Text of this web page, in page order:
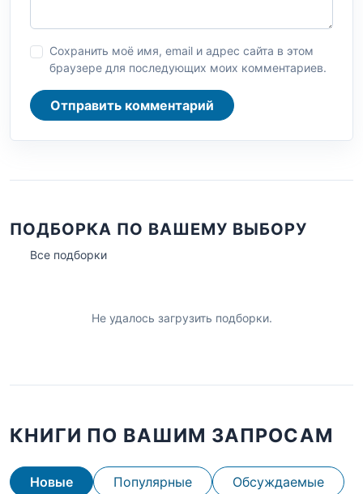
Сохранить моё имя, email и адрес сайта в этом
браузере для последующих моих комментариев.
Отправить комментарий
ПОДБОРКА ПО ВАШЕМУ ВЫБОРУ
Все подборки
Не удалось загрузить подборки.
КНИГИ ПО ВАШИМ ЗАПРОСАМ
Новые Популярные Обсуждаемые